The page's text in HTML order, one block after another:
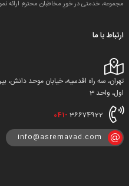
مجموعه، خدمتی در خورِ مخاطبان محترم ارائه
ارتباط با ما
اول، واحد 3
041- 36674922
info@asremavad.com